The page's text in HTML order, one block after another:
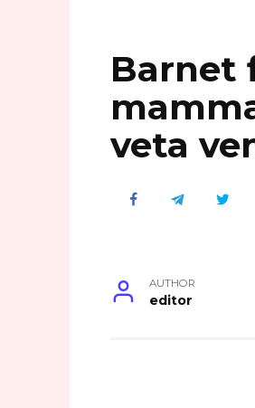
Barnet
veta
AUTHOR
editor